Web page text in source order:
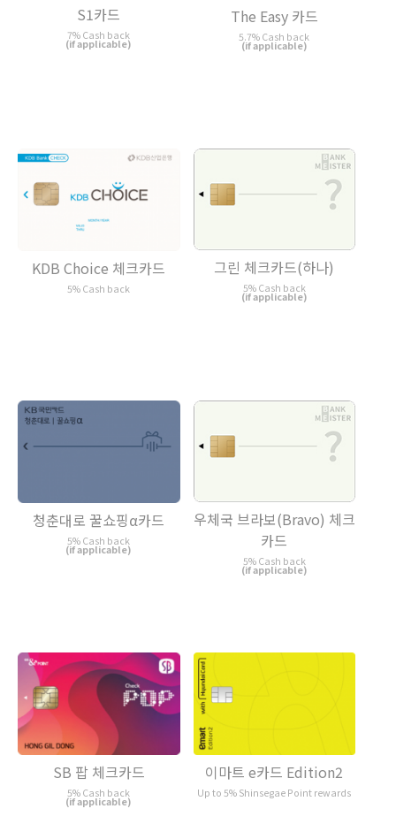
S1카드
7% Cash back
(if applicable)
The Easy 카드
5.7% Cash back
(if applicable)
KDB Choice 체크카드
5% Cash back
그린 체크카드(하나)
5% Cash back
(if applicable)
청춘대로 꿀쇼핑α카드
5% Cash back
(if applicable)
우체국 브라보(Bravo) 체크
카드
5% Cash back
(if applicable)
SB 팝 체크카드
5% Cash back
(if applicable)
이마트 e카드 Edition2
Up to 5% Shinsegae Point rewards